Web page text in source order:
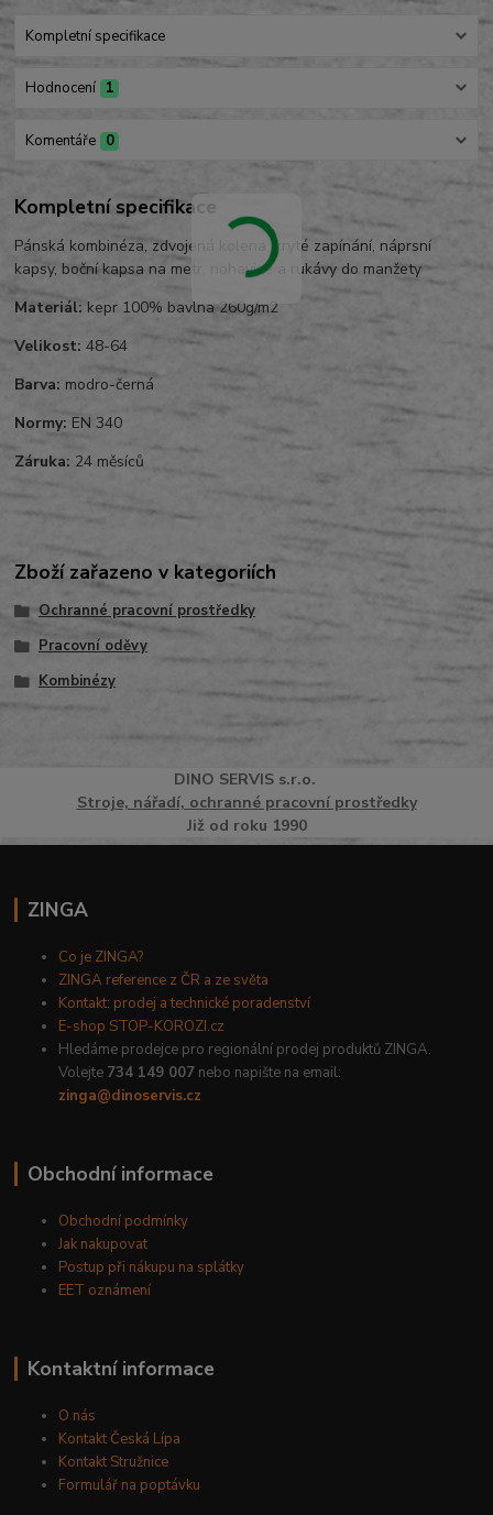
Kompletní specifikace
Hodnocení 1
Komentáře 0
Kompletní specifikace
Pánská kombinéza, zdvojená kolena, kryté zapínání, náprsní
kapsy, boční kapsa na metr, nohavice a rukávy do manžety
Materiál: kepr 100% bavlna 260g/m2
Velikost: 48-64
Barva: modro-černá
Normy: EN 340
Záruka: 24 měsíců
Zboží zařazeno v kategoriích
Ochranné pracovní prostředky
Pracovní oděvy
Kombinézy
DINO SERVISs.r.o.
Stroje, nářadí, ochranné pracovní prostředky
Již od roku 1990
ZINGA
Co je ZINGA?
ZINGA reference z ČR a ze světa
Kontakt: prodej a technické poradenství
E-shop STOP-KOROZI.cz
Hledáme prodejce pro regionální prodej produktů ZINGA.
Volejte 734 149 007 nebo napište na email:
zinga@dinoservis.cz
Obchodní informace
Obchodní podmínky
Jak nakupovat
Postup při nákupu na splátky
EET oznámení
Kontaktní informace
O nás
Kontakt Česká Lípa
Kontakt Stružnice
Formulář na poptávku